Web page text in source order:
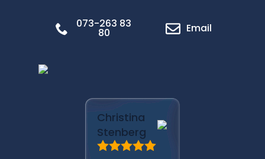
073-263 83
80 Email
Christina
Stenberg